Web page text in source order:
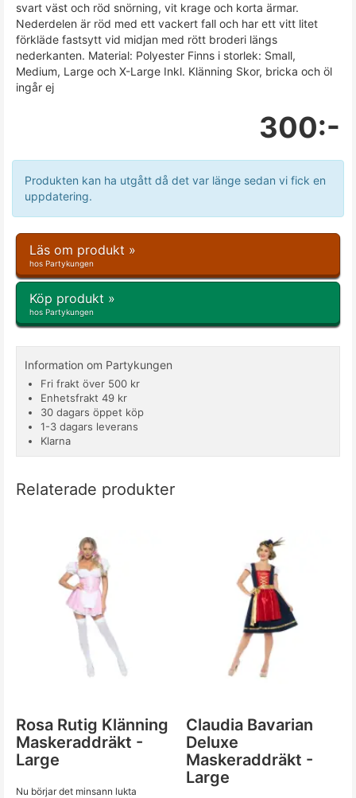
svart väst och röd snörning, vit krage och korta ärmar.
Nederdelen är röd med ett vackert fall och har ett vitt litet
förkläde fastsytt vid midjan med rött broderi längs
nederkanten. Material: Polyester Finns i storlek: Small,
Medium, Large och X-Large Inkl. Klänning Skor, bricka och öl
ingår ej
300:-
Produkten kan ha utgått då det var länge sedan vi fick en
uppdatering.
Läs om produkt »
hos Partykungen
Köp produkt »
hos Partykungen
Information om Partykungen
Fri frakt över 500 kr
Enhetsfrakt 49 kr
30 dagars öppet köp
1-3 dagars leverans
Klarna
Relaterade produkter
Rosa Rutig Klänning
Maskeraddräkt -
Large
Nu börjar det minsann lukta
Claudia Bavarian
Deluxe
Maskeraddräkt -
Large